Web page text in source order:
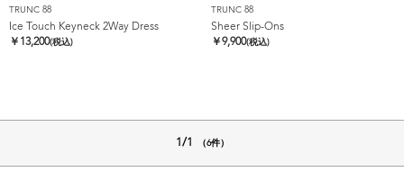
TRUNC 88
Ice Touch Keyneck 2Way Dress
￥ 13,200(税込)
TRUNC 88
Sheer Slip-Ons
￥9,900(税込)
1/1 （6件）